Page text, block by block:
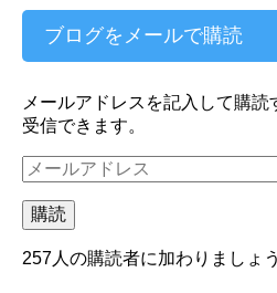
ブログをメールで購読
メールアドレスを記入して購
受信できます。
メ
ー
ル
ア
ド
購読
257人の購読者に加わりましょう